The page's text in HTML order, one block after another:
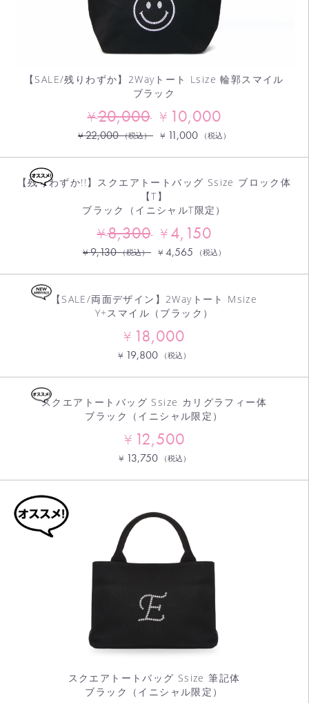
【SALE/残りわずか】2Wayトート Lsize 輪郭スマイル
ブラック
¥20,000 ¥ 10,000
¥22,000 （税込） ¥ 11,000 （税込）
【残りわずか!!】スクエアトートバッグ Ssize ブロック体
【T】
ブラック（イニシャルT限定）
¥8,300 ¥4,150
¥9,130 （税込） ¥ 4,565 （税込）
【SALE/両面デザイン】2Wayトート Msize
Y+スマイル（ブラック）
¥ 18,000
¥ 19,800 （税込）
スクエアトートバッグ Ssize カリグラフィー体
ブラック（イニシャル限定）
¥ 12,500
¥ 13,750 （税込）
スクエアトートバッグ Ssize 筆記体
ブラック（イニシャル限定）